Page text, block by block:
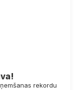
rekordu